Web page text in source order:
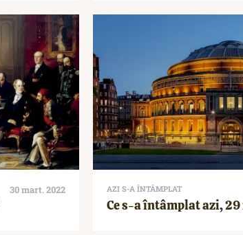
30 mart. 2022 AZI S-A ÎNTÂMPLAT
Ce s-a întâmplat azi,